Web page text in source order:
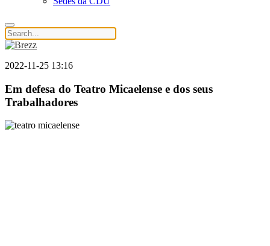
2022-11-25 13:16
Em defesa do Teatro Micaelense e dos seus
Trabalhadores